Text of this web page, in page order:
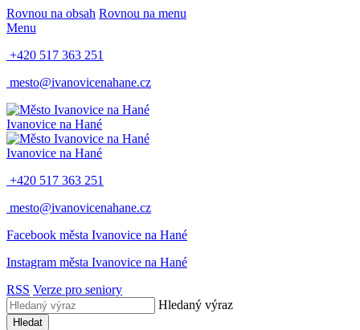
Rovnou na obsah Rovnou na menu
Menu
+420 517 363 251
mesto@ivanovicenahane.cz
Ivanovice na Hané
Ivanovice na Hané
+420 517 363 251
mesto@ivanovicenahane.cz
Facebook města Ivanovice na Hané
Instagram města Ivanovice na Hané
RSS Verze pro seniory
Hledaný výraz
Hledat